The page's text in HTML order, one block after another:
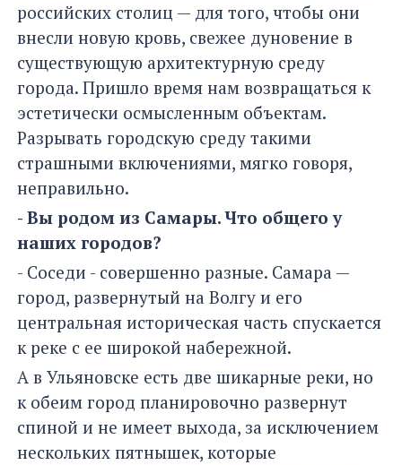
российских столиц — для того, чтобы они
внесли новую кровь, свежее дуновение в
существующую архитектурную среду
города. Пришло время нам возвращаться к
эстетически осмысленным объектам.
Разрывать городскую среду такими
страшными включениями, мягко говоря,
неправильно.
- Вы родом из Самары. Что общего у
наших городов?
- Соседи - совершенно разные. Самара —
город, развернутый на Волгу и его
центральная историческая часть спускается
к реке с ее широкой набережной.
А в Ульяновске есть две шикарные реки, но
к обеим город планировочно развернут
спиной и не имеет выхода, за исключением
нескольких пятнышек, которые